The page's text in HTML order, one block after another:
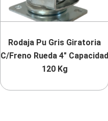
Rodaja Pu Gris Giratoria
C/Freno Rueda 4″ Capacidad
120 Kg